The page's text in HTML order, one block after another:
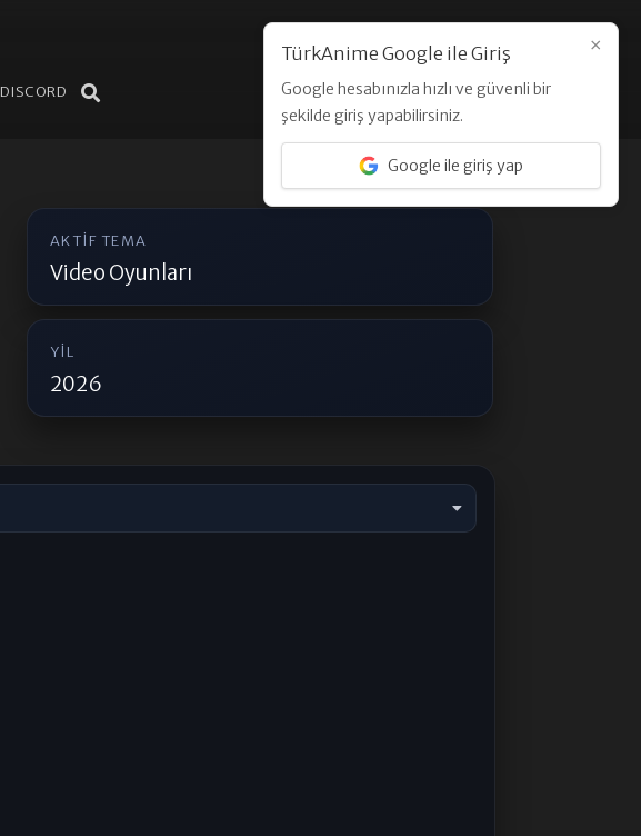
DISCORD Üye Ol Giriş Yap
AKTIF TEMA
Video Oyunları
YIL
2026
×
TürkAnime Google ile Giriş
Google hesabınızla hızlı ve güvenli bir
şekilde giriş yapabilirsiniz.
Google ile giriş yap